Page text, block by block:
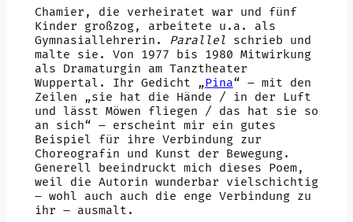
Chamier, die verheiratet war und fünf
Kinder großzog, arbeitete u.a. als
Gymnasiallehrerin. Parallel schrieb und
malte sie. Von 1977 bis 1980 Mitwirkung
als Dramaturgin am Tanztheater
Wuppertal. Ihr Gedicht „Pina“ – mit den
Zeilen „sie hat die Hände / in der Luft
und lässt Möwen fliegen / das hat sie so
an sich“ – erscheint mir ein gutes
Beispiel für ihre Verbindung zur
Choreografin und Kunst der Bewegung.
Generell beeindruckt mich dieses Poem,
weil die Autorin wunderbar vielschichtig
– wohl auch auch die enge Verbindung zu
ihr – ausmalt.